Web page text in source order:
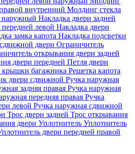
внутренний Молдинг стекла
наружный Накладка двери задней
левой Накладка двери
замка капота Накладка подсветки
двери Ограничитель
открывания двери задней
двери передней Петля двери
крышки багажника Решетка капота
двери сдвижной Ручка наружная
задняя правая Ручка наружная
передняя правая Ручка
левой Ручка наружная сдвижной
Трос двери задней Трос открывания
двери Уплотнитель Уплотнитель
двери передней правой